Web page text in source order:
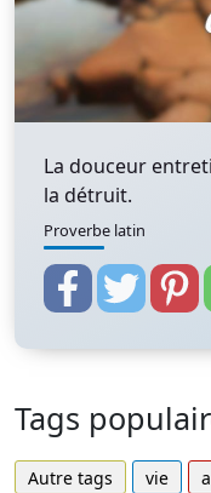
La douceur
la détruit.
Proverbe latin
Tags
Autre tags vie